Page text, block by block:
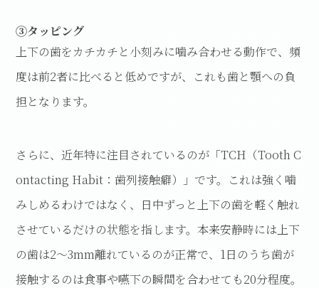
③タッピング
上下の歯をカチカチと小刻みに噛み合わせる動作で、頻
度は前2者に比べると低めですが、これも歯と顎への負
担となります。
さらに、近年特に注目されているのが「TCH（Tooth C
ontacting Habit：歯列接触癖）」です。これは強く噛
みしめるわけではなく、日中ずっと上下の歯を軽く触れ
させているだけの状態を指します。本来安静時には上下
の歯は2〜3mm離れているのが正常で、1日のうち歯が
接触するのは食事や嚥下の瞬間を合わせても20分程度。